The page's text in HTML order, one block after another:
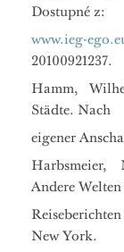
Dostupné z:
www.ieg-
20100921237.
Hamm,
Städte. Nach
eigener
Harbsmeier,
Andere
New York.